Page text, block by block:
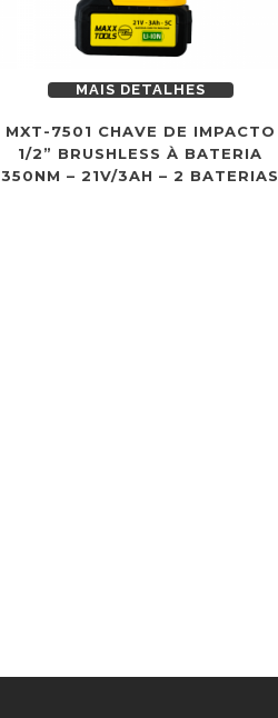
MAIS DETALHES
MXT-7501 CHAVE DE IMPACTO
1/2” BRUSHLESS À BATERIA
350NM – 21V/3AH – 2 BATERIAS